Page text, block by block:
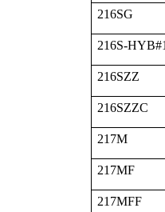
216SG
216S-
216SZZ
216SZZC
217M
217MF
217MFF